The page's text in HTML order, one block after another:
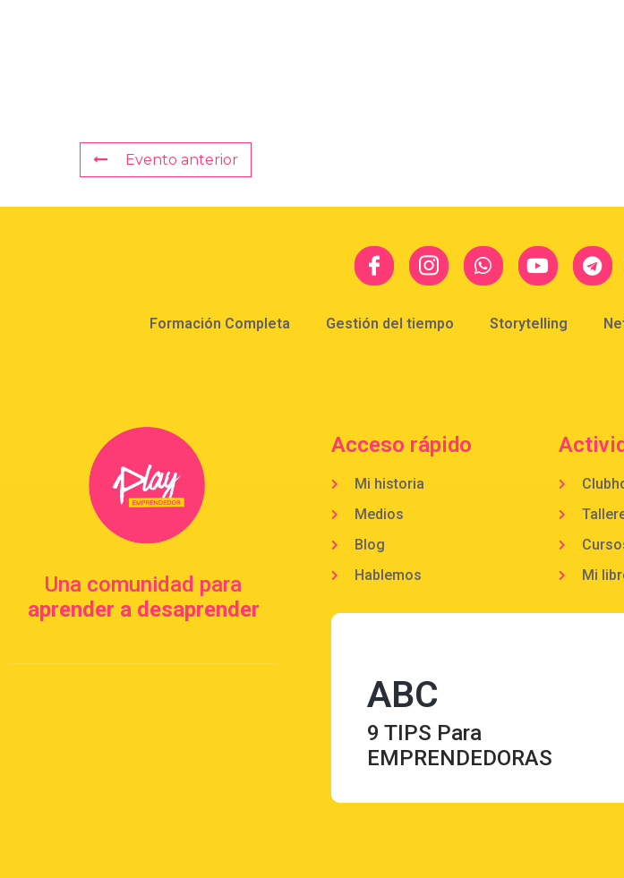
Evento anterior
Formación Completa Gestión del tiempo Storytelling
Una comunidad para
aprender a desaprender
Acceso rápido
Mi historia
Medios
Blog
Hablemos
Mi
ABC
9 TIPS Para
EMPRENDEDORAS